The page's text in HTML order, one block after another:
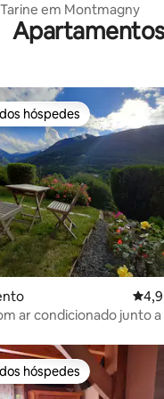
em Montmagny
em 5 estrelas,
hóspedes
hóspedes
4,9
ar condicionado junto a
hóspedes
hóspedes